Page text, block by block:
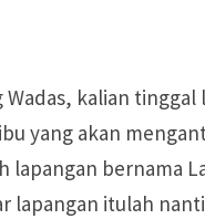
Wadas, kalian tinggal
yang akan
lapangan bernama
lapangan itulah